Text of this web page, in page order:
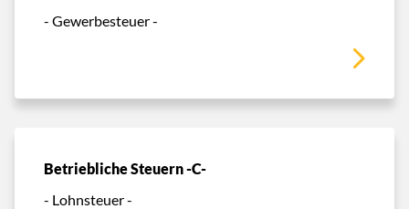
- Gewerbesteuer -
Betriebliche Steuern -C-
- Lohnsteuer -